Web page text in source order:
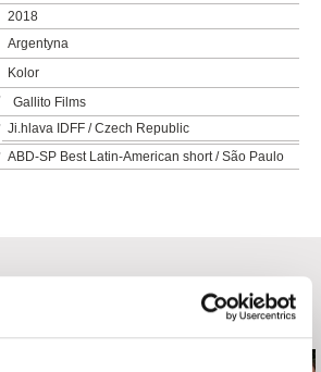
2018
Argentyna
Kolor
Gallito Films
Argentyna
www:http://www.gallitofilms.com/
Ji.hlava IDFF / Czech Republic
Aguilar Film Festival / Spain
International Festival Signes de Nuit / Bangkok
Festival de Cine Argentino / Lisbon / Portugal
ABD-SP Best Latin-American short / São Paulo